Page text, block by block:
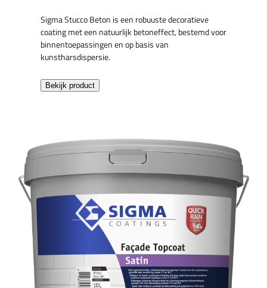
Sigma Stucco Beton is een robuuste decoratieve
coating met een natuurlijk betoneffect, bestemd voor
binnentoepassingen en op basis van
kunstharsdispersie.
Bekijk product